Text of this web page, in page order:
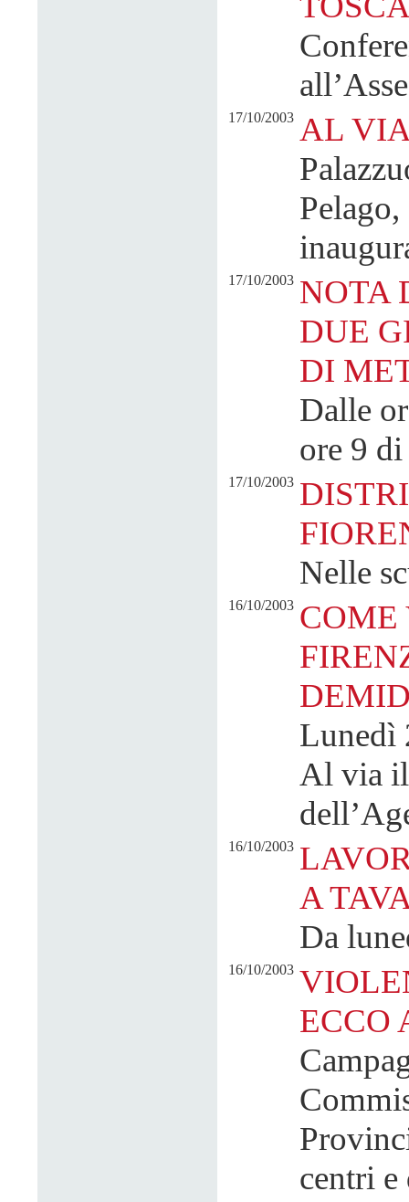
17/10/2003 AL
17/10/2003 NOTA
DUE
DI
Dalle
ore 9
17/10/2003
Nelle
16/10/2003 COME
Lunedì
Al via il
16/10/2003
A
Da
16/10/2003
ECCO
centri